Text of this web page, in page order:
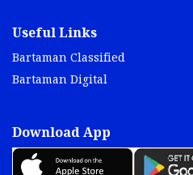
Useful Links
Bartaman Classified
Bartaman Digital
Download App